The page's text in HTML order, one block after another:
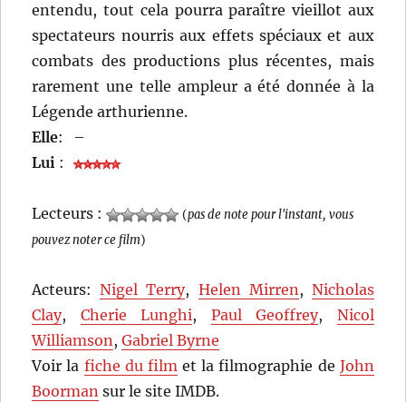
entendu, tout cela pourra paraître vieillot aux
spectateurs nourris aux effets spéciaux et aux
combats des productions plus récentes, mais
rarement une telle ampleur a été donnée à la
Légende arthurienne.
Elle:
–
Lui :
Lecteurs : (pas de note pour l'instant, vous
pouvez noter ce film)
Acteurs:Nigel Terry, Helen Mirren, Nicholas
Clay, Cherie Lunghi, Paul Geoffrey, Nicol
Williamson,Gabriel Byrne
Voir la fiche du filmet la filmographie de John
Boorman sur le site IMDB.